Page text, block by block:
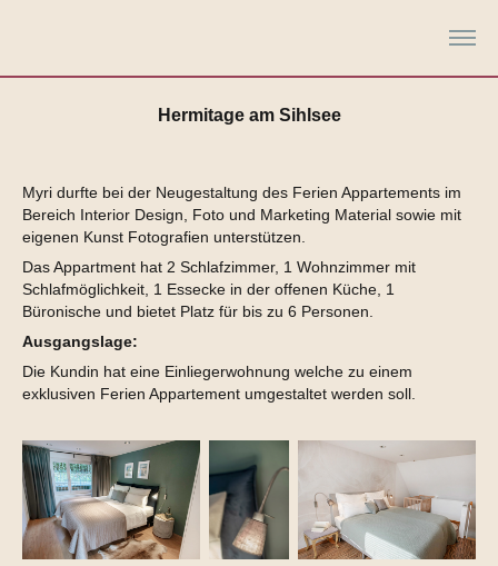
Hermitage am Sihlsee
Myri durfte bei der Neugestaltung des Ferien Appartements im
Bereich Interior Design, Foto und Marketing Material sowie mit
eigenen Kunst Fotografien unterstützen.
Das Appartment hat 2 Schlafzimmer, 1 Wohnzimmer mit
Schlafmöglichkeit, 1 Essecke in der offenen Küche, 1
Büronische und bietet Platz für bis zu 6 Personen.
Ausgangslage:
Die Kundin hat eine Einliegerwohnung welche zu einem
exklusiven Ferien Appartement umgestaltet werden soll.